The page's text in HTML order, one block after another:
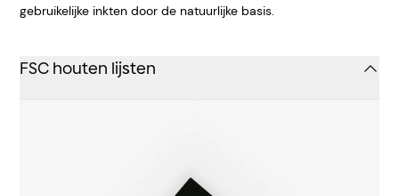
gebruikelijke inkten door de natuurlijke basis.
FSC houten lijsten